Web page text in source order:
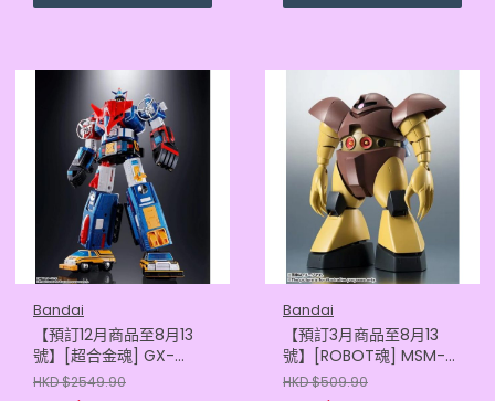
Bandai
【預訂12月商品至8月13
號】[超合金魂] GX-
88《機甲艦隊》十五機合
HKD $2549.90
Bandai
【預訂3月商品至8月13
號】[ROBOT魂] MSM-
03 愛爾蘭魔蟹
HKD $509.90